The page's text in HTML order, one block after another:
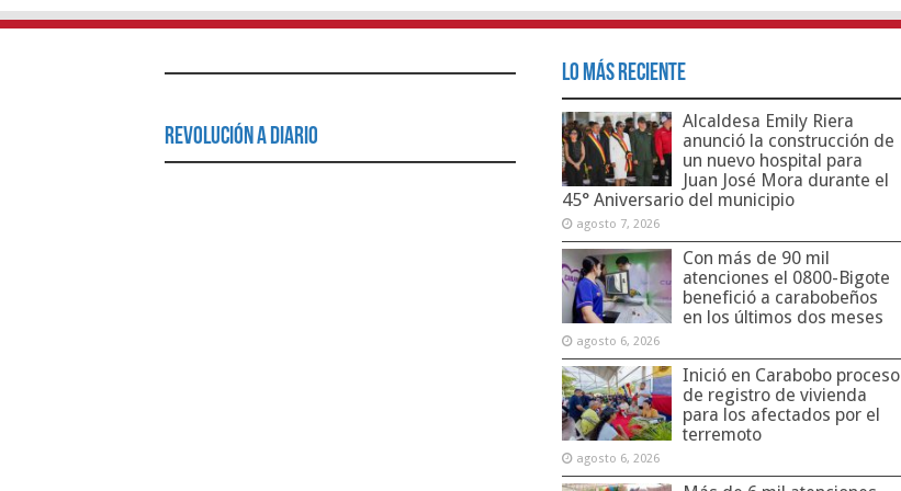
Revolución a Diario
Lo Más Reciente
Alcaldesa Emily Riera
anunció la construcción de
un nuevo hospital para
Juan José Mora durante el
45° Aniversario del municipio
agosto 7, 2026
Con más de 90 mil
atenciones el 0800-Bigote
benefició a carabobeños
en los últimos dos meses
agosto 6, 2026
Inició en Carabobo proceso
de registro de vivienda
para los afectados por el
terremoto
agosto 6, 2026